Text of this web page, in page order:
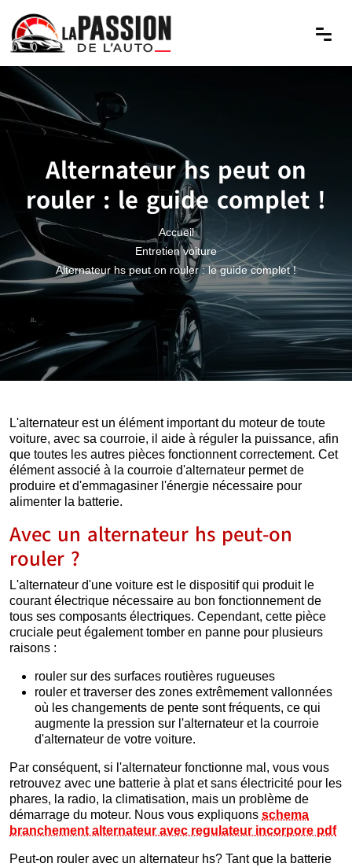
Alternateur hs peut on
rouler : le guide complet !
Accueil
Entretien voiture
Alternateur hs peut on rouler : le guide complet !
L'alternateur est un élément important du moteur de toute
voiture, avec sa courroie, il aide à réguler la puissance, afin
que toutes les autres pièces fonctionnent correctement. Cet
élément associé à la courroie d'alternateur permet de
produire et d'emmagasiner l'énergie nécessaire pour
alimenter la batterie.
Avec un alternateur hs peut-on
rouler ?
L'alternateur d'une voiture est le dispositif qui produit le
courant électrique nécessaire au bon fonctionnement de
tous ses composants électriques. Cependant, cette pièce
cruciale peut également tomber en panne pour plusieurs
raisons :
rouler sur des surfaces routières rugueuses
rouler et traverser des zones extrêmement vallonnées
où les changements de pente sont fréquents, ce qui
augmente la pression sur l'alternateur et la courroie
d'alternateur de votre voiture.
Par conséquent, si l'alternateur fonctionne mal, vous vous
retrouvez avec une batterie à plat et sans électricité pour les
phares, la radio, la climatisation, mais un problème de
démarrage du moteur. Nous vous expliquons schema
branchement alternateur avec regulateur incorpore pdf
Peut-on rouler avec un alternateur hs? Tant que la batterie